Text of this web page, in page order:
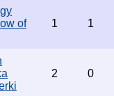
of
1 1
2 0